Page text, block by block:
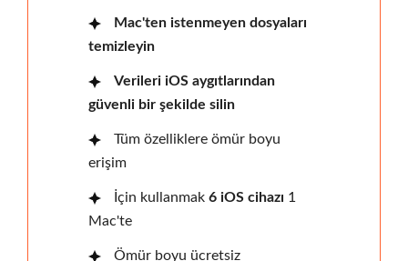
Mac'ten istenmeyen dosyaları
temizleyin
Verileri iOS aygıtlarından
güvenli bir şekilde silin
Tüm özelliklere ömür boyu
erişim
İçin kullanmak 6 iOS cihazı 1
Mac'te
Ömür boyu ücretsiz